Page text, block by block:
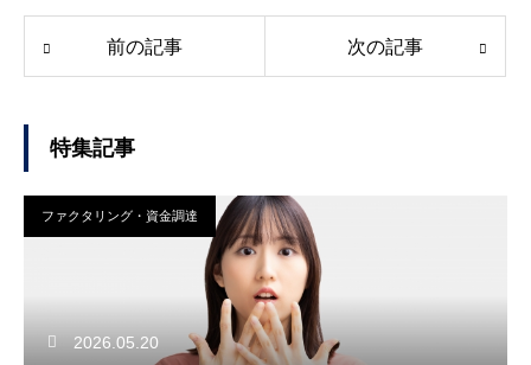
前の記事 次の記事
特集記事
ファクタリング・資金調達
2026.05.20